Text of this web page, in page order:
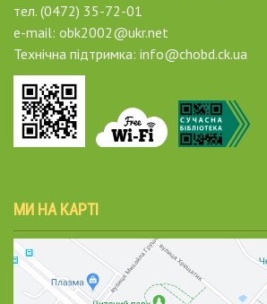
тел. (0472) 35-72-01
e-mail: obk2002@ukr.net
Технічна підтримка: info@chobd.ck.ua
МИ НА КАРТІ